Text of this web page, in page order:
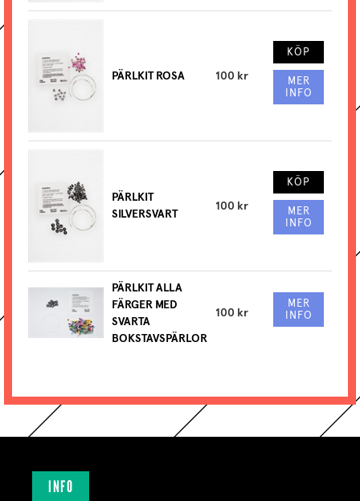
PÄRLKIT ROSA 100 kr
KÖP
MER
INFO
PÄRLKIT
SILVERSVART
100 kr
KÖP
MER
INFO
PÄRLKIT ALLA
FÄRGER MED
SVARTA
BOKSTAVSPÄRLOR
100 kr
MER
INFO
INFO